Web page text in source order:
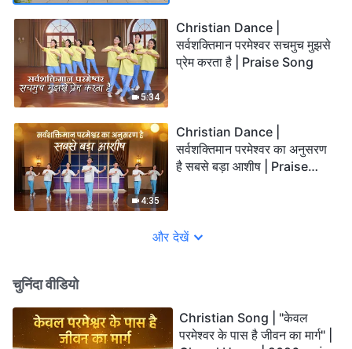
5:34
Christian Dance |
सर्वशक्तिमान परमेश्वर सचमुच मुझसे
प्रेम करता है | Praise Song
4:35
Christian Dance |
सर्वशक्तिमान परमेश्वर का अनुसरण
है सबसे बड़ा आशीष | Praise
और देखें
चुनिंदा वीडियो
Christian Song | "केवल
परमेश्वर के पास है जीवन का मार्ग" |